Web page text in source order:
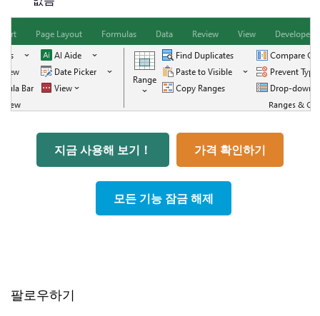
지금 사용해 보기！ 가격 확인하기
모든 기능 잠금 해제
팔로우하기